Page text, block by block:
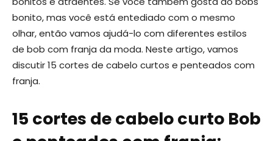
bonito, mas você está entediado com o mesmo
olhar, então vamos ajudá-lo com diferentes estilos
de bob com franja da moda. Neste artigo, vamos
discutir 15 cortes de cabelo curtos e penteados com
franja.
15 cortes de cabelo curto Bob